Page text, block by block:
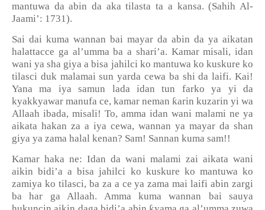
mantuwa da abin da aka tilasta ta a kansa. (Sahih Al-
Jaami’: 1731).
Sai dai kuma wannan bai mayar da abin da ya aikatan
halattacce ga al’umma ba a shari’a. Kamar misali, idan
wani ya sha giya a bisa jahilci ko mantuwa ko kuskure ko
tilasci duk malamai sun yarda cewa ba shi da laifi. Kai!
Yana ma iya samun lada idan tun farko ya yi da
kyakkyawar manufa ce, kamar neman ƙarin kuzarin yi wa
Allaah ibada, misali! To, amma idan wani malami ne ya
aikata hakan za a iya cewa, wannan ya mayar da shan
giya ya zama halal kenan? Sam! Sannan kuma sam!!
Kamar haka ne: Idan da wani malami zai aikata wani
aikin bidi’a a bisa jahilci ko kuskure ko mantuwa ko
zamiya ko tilasci, ba za a ce ya zama mai laifi abin zargi
ba har ga Allaah. Amma kuma wannan bai sauya